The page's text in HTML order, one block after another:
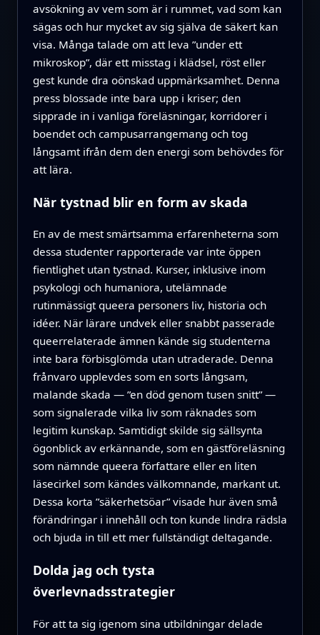
avsökning av vem som är i rummet, vad som kan
sägas och hur mycket av sig själva de säkert kan
visa. Många talade om att leva ”under ett
mikroskop”, där ett misstag i klädsel, röst eller
gest kunde dra oönskad uppmärksamhet. Denna
press blossade inte bara upp i kriser; den
sipprade in i vanliga föreläsningar, korridorer i
boendet och campusarrangemang och tog
långsamt ifrån dem den energi som behövdes för
att lära.
När tystnad blir en form av skada
En av de mest smärtsamma erfarenheterna som
dessa studenter rapporterade var inte öppen
fientlighet utan tystnad. Kurser, inklusive inom
psykologi och humaniora, utelämnade
rutinmässigt queera personers liv, historia och
idéer. När lärare undvek eller snabbt passerade
queerrelaterade ämnen kände sig studenterna
inte bara förbisglömda utan utraderade. Denna
frånvaro upplevdes som en sorts långsam,
malande skada — ”en död genom tusen snitt” —
som signalerade vilka liv som räknades som
legitim kunskap. Samtidigt skilde sig sällsynta
ögonblick av erkännande, som en gästföreläsning
som nämnde queera författare eller en liten
läsecirkel som kändes välkomnande, markant ut.
Dessa korta ”säkerhetsöar” visade hur även små
förändringar i innehåll och ton kunde lindra rädsla
och bjuda in till ett mer fullständigt deltagande.
Dolda jag och tysta
överlevnadsstrategier
För att ta sig igenom sina utbildningar delade